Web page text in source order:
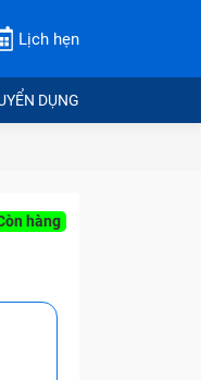
Lịch hẹn
DỤNG
hàng